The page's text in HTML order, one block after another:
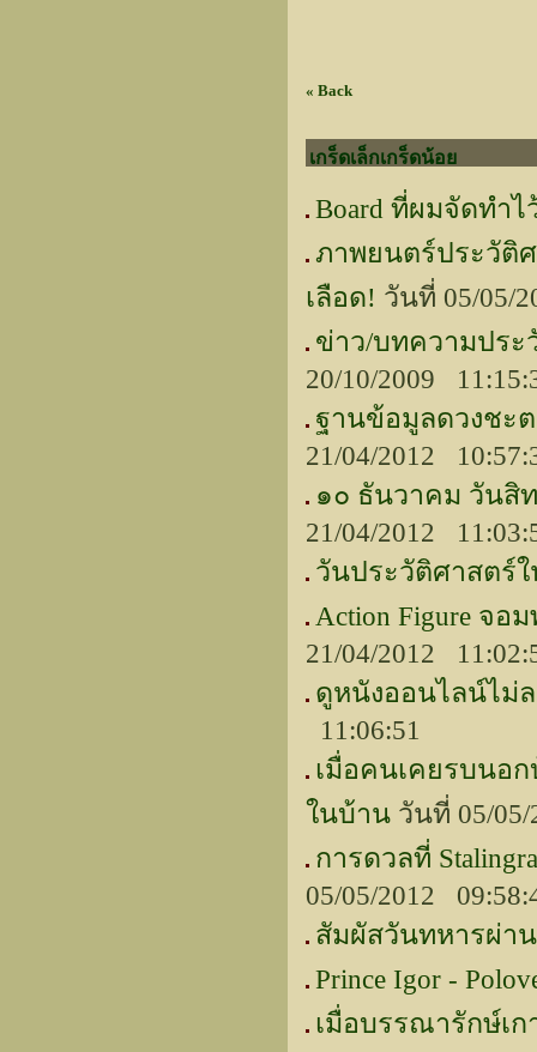
« Back
เกร็ดเล็กเกร็ดน้อย
Board ที่ผมจัดทำไ
ภาพยนตร์ประวัติ
เลือด! วันที่ 05/05/
ข่าว/บทความประวั
20/10/2009
ฐานข้อมูลดวงชะต
21/04/2012
๑๐ ธันวาคม วันสิ
21/04/2012
วันประวัติศาสตร์
Action Figure จอ
21/04/2012
ดูหนังออนไลน์ไม่ล
11:06:51
เมื่อคนเคยรบนอ
ในบ้าน วันที่ 05/
การดวลที่
05/05/2012
สัมผัสวันทหารผ่า
Prince Igor -
เมื่อบรรณารักษ์เก